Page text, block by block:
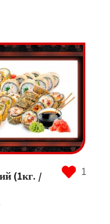
1
(1кг. /